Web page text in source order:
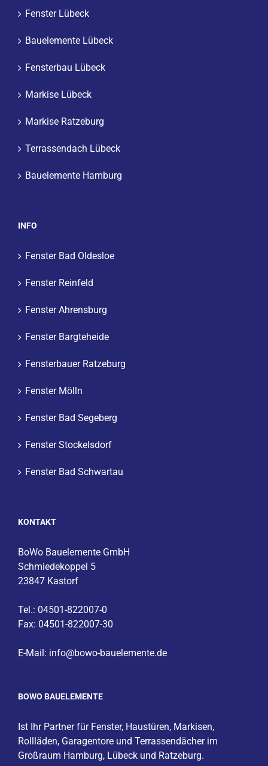
Fenster Lübeck
Bauelemente Lübeck
Fensterbau Lübeck
Markise Lübeck
Markise Ratzeburg
Terrassendach Lübeck
Bauelemente Hamburg
INFO
Fenster Bad Oldesloe
Fenster Reinfeld
Fenster Ahrensburg
Fenster Bargteheide
Fensterbauer Ratzeburg
Fenster Mölln
Fenster Bad Segeberg
Fenster Stockelsdorf
Fenster Bad Schwartau
KONTAKT
BoWo Bauelemente GmbH
Schmiedekoppel 5
23847 Kastorf
Tel.: 04501-822007-0
Fax: 04501-822007-30
E-Mail: info@bowo-bauelemente.de
BOWO BAUELEMENTE
Ist Ihr Partner für Fenster, Haustüren, Markisen,
Rollläden, Garagentore und Terrassendächer im
Großraum Hamburg, Lübeck und Ratzeburg.